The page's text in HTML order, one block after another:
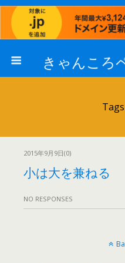
2015年9月9日(0)
小は大を兼ねる
NO RESPONSES